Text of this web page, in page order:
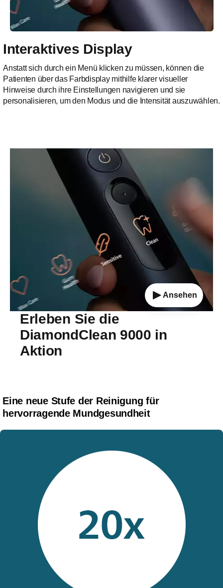
Interaktives Display
Anstatt sich durch ein Menü klicken zu müssen, können die
Patienten über das Farbdisplay mithilfe klarer visueller
Hinweise durch ihre Einstellungen navigieren und sie
personalisieren, um den Modus und die Intensität auszuwählen.
Erleben Sie die
DiamondClean 9000 in
Aktion
Ansehen
Eine neue Stufe der Reinigung für
hervorragende Mundgesundheit